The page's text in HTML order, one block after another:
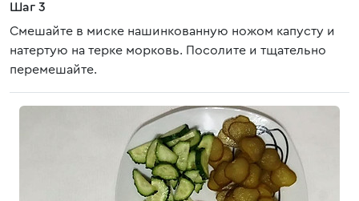
Шаг 3
Смешайте в миске нашинкованную ножом капусту и
натертую на терке морковь. Посолите и тщательно
перемешайте.